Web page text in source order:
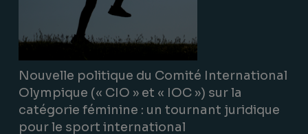
Nouvelle politique du Comité International
Olympique (« CIO » et « IOC ») sur la
catégorie féminine : un tournant juridique
pour le sport international